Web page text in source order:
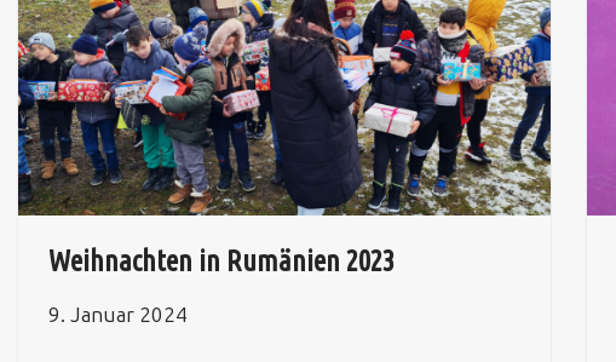
Weihnachten in Rumänien 2023
9. Januar 2024